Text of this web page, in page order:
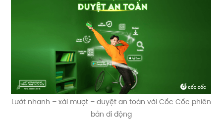
Lướt nhanh – xài mượt – duyệt an toàn với Cốc Cốc phiên
bản di động